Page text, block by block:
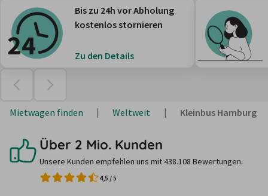
Bis zu 24h vor Abholung
kostenlos stornieren
Zu den Details
Mietwagen finden Weltweit Kleinbus Hamburg
Über 2 Mio. Kunden
Unsere Kunden empfehlen uns mit 438.108 Bewertungen.
4,5 /5